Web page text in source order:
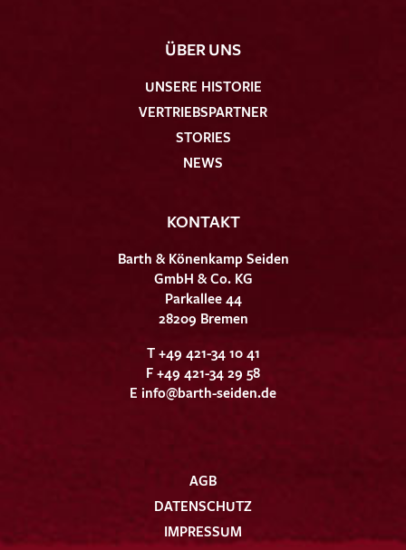
ÜBER UNS
UNSERE HISTORIE
VERTRIEBSPARTNER
STORIES
NEWS
KONTAKT
Barth & Könenkamp Seiden
GmbH & Co. KG
Parkallee 44
28209 Bremen
T +49 421-34 10 41
F +49 421-34 29 58
E info@barth-seiden.de
AGB
DATENSCHUTZ
IMPRESSUM